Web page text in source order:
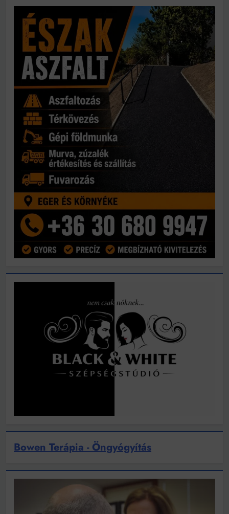
Bowen Terápia - Öngyógyítás